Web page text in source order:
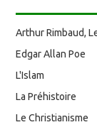
Arthur Rimbaud,
Edgar Allan Poe
L'Islam
La Préhistoire
Le Christianisme